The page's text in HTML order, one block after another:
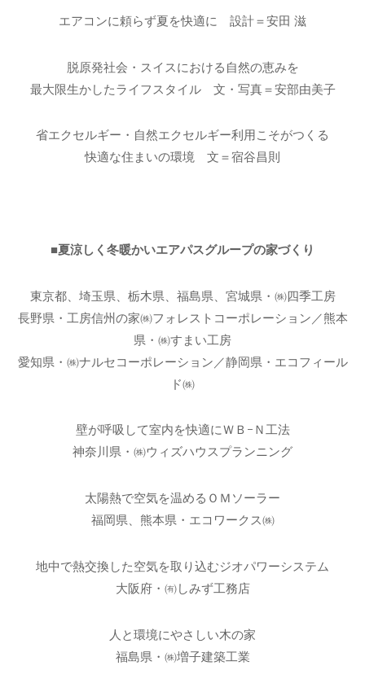
エアコンに頼らず夏を快適に 設計＝安田 滋
脱原発社会・スイスにおける自然の恵みを
最大限生かしたライフスタイル 文・写真＝安部由美子
省エクセルギー・自然エクセルギー利用こそがつくる
快適な住まいの環境 文＝宿谷昌則
■夏涼しく冬暖かいエアパスグループの家づくり
東京都、埼玉県、栃木県、福島県、宮城県・㈱四季工房
長野県・工房信州の家㈱フォレストコーポレーション／熊本
県・㈱すまい工房
愛知県・㈱ナルセコーポレーション／静岡県・エコフィール
ド㈱
壁が呼吸して室内を快適にＷＢ-Ｎ工法
神奈川県・㈱ウィズハウスプランニング
太陽熱で空気を温めるＯＭソーラー
福岡県、熊本県・エコワークス㈱
地中で熱交換した空気を取り込むジオパワーシステム
大阪府・㈲しみず工務店
人と環境にやさしい木の家
福島県・㈱増子建築工業